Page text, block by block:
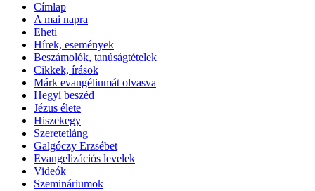
Címlap
A mai napra
Eheti
Hírek, események
Beszámolók, tanúságtételek
Cikkek, írások
Márk evangéliumát olvasva
Hegyi beszéd
Jézus élete
Hiszekegy
Szeretetláng
Galgóczy Erzsébet
Evangelizációs levelek
Videók
Szemináriumok